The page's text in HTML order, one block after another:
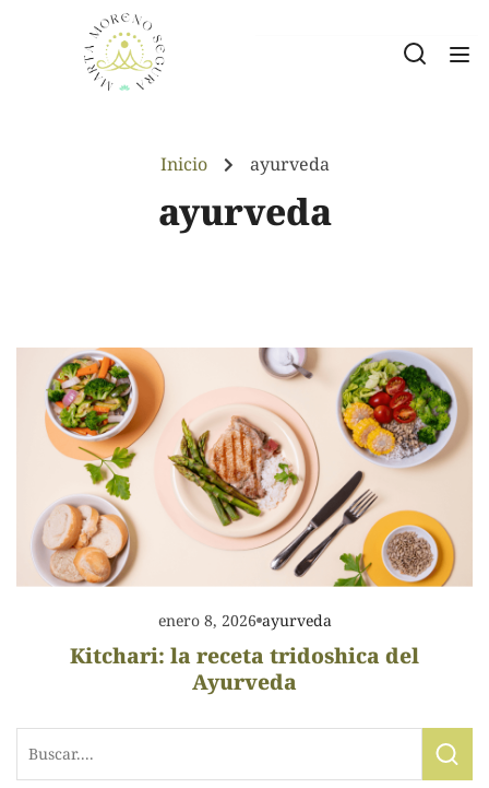
Inicio ayurveda
ayurveda
enero 8, 2026 ayurveda
Kitchari: la receta tridoshica del
Ayurveda